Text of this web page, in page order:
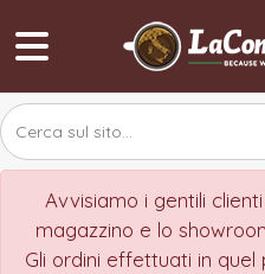
Avvisiamo i gentili
magazzino e lo
Gli ordini effettuati in